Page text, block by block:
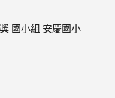
國小組 安慶國小